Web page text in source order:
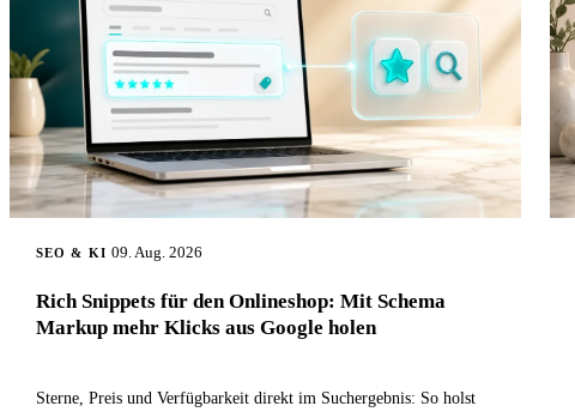
SEO & KI 09. Aug. 2026
Rich Snippets für den Onlineshop: Mit Schema
Markup mehr Klicks aus Google holen
Sterne, Preis und Verfügbarkeit direkt im Suchergebnis: So holst